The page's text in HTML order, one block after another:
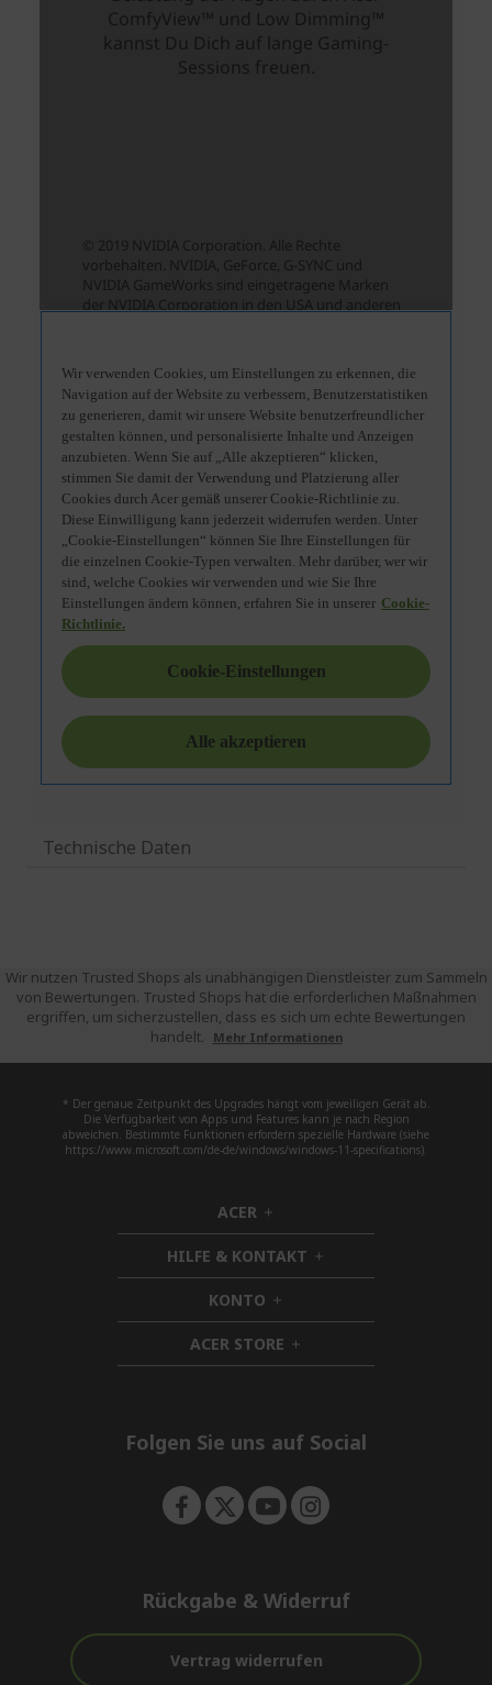
Technische Daten
Wir nutzen Trusted Shops als unabhängigen Dienstleister zum Sammeln
von Bewertungen. Trusted Shops hat die erforderlichen Maßnahmen
ergriffen, um sicherzustellen, dass es sich um echte Bewertungen
handelt.
Mehr Informationen
* Der genaue Zeitpunkt des Upgrades hängt vom jeweiligen Gerät ab.
Die Verfügbarkeit von Apps und Features kann je nach Region
abweichen. Bestimmte Funktionen erfordern spezielle Hardware (siehe
https://www.microsoft.com/de-de/windows/windows-11-specifications).
ACER h
i
d
d
e
n
HILFE & KONTAKT h
i
d
n
KONTO h
i
d
d
ACER STORE h
i
e
Folgen Sie uns auf Social
Rückgabe & Widerruf
Vertrag widerrufen